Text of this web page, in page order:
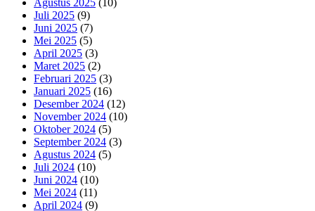
Agustus 2025 (10)
Juli 2025 (9)
Juni 2025 (7)
Mei 2025 (5)
April 2025 (3)
Maret 2025 (2)
Februari 2025 (3)
Januari 2025 (16)
Desember 2024 (12)
November 2024 (10)
Oktober 2024 (5)
September 2024 (3)
Agustus 2024 (5)
Juli 2024 (10)
Juni 2024 (10)
Mei 2024 (11)
April 2024 (9)